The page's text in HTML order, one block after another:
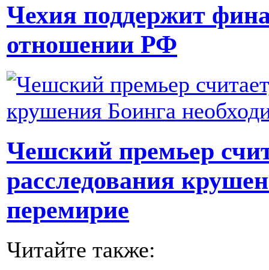
Чехия поддержит
отношении РФ
Чешский премьер
расследования
перемирие
Читайте также: